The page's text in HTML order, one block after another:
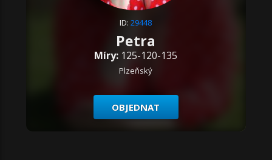
ID:29448
Petra
Míry: 125-120-135
Plzeňský
OBJEDNAT